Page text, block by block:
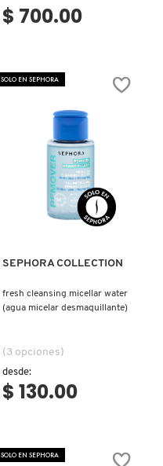
$ 700.00
SOLO EN SEPHORA
Ver más
SEPHORA COLLECTION
fresh cleansing micellar water
(agua micelar desmaquillante)
(3 opciones)
desde:
$ 130.00
SOLO EN SEPHORA